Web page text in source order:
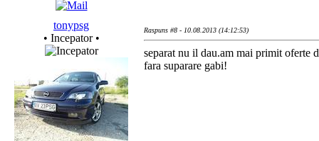
tonypsg
• Incepator •
Raspuns #8 - 10.08.2013 (14:12:53)
separat nu il dau.am mai primit oferte
fara suparare gabi!